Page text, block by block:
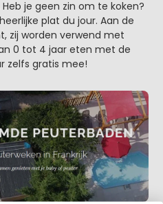
je geen zin om te koken?
plat du jour. Aan de
zij worden verwend met
0 tot 4 jaar eten met de
zelfs gratis mee!